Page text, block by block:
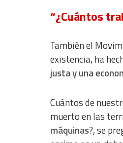
“¿Cuántos
También el
existencia, ha
justa y una
Cuántos de
muerto en las
máquinas?, se
IAB Special Features:
Identify devices based on
Non-IAB processing purposes: